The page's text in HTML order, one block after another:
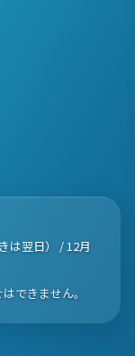
は翌日） / 12月
できません。